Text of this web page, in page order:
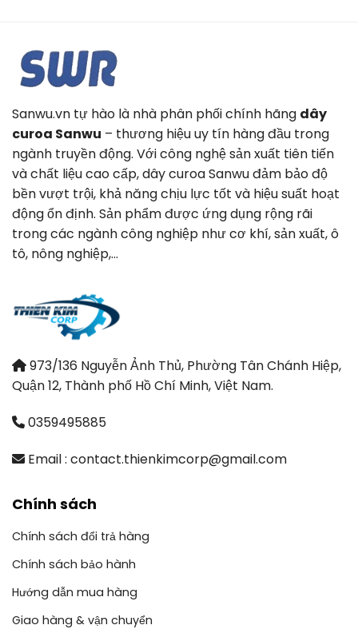
Sanwu.vn tự hào là nhà phân phối chính hãng dây
curoa Sanwu – thương hiệu uy tín hàng đầu trong
ngành truyền động. Với công nghệ sản xuất tiên tiến
và chất liệu cao cấp, dây curoa Sanwu đảm bảo độ
bền vượt trội, khả năng chịu lực tốt và hiệu suất hoạt
động ổn định. Sản phẩm được ứng dụng rộng rãi
trong các ngành công nghiệp như cơ khí, sản xuất, ô
tô, nông nghiệp,…
973/136 Nguyễn Ảnh Thủ, Phường Tân Chánh Hiệp,
Quận 12, Thành phố Hồ Chí Minh, Việt Nam.
0359495885
Email : contact.thienkimcorp@gmail.com
Chính sách
Chính sách đổi trả hàng
Chính sách bảo hành
Hướng dẫn mua hàng
Giao hàng & vận chuyển